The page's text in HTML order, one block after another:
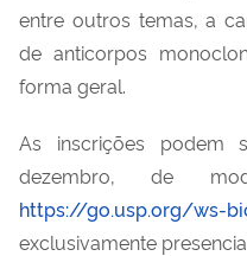
entre outros temas, a
de anticorpos
forma geral.
As inscrições podem
dezembro, de
https://go.usp.org/ws-
exclusivamente